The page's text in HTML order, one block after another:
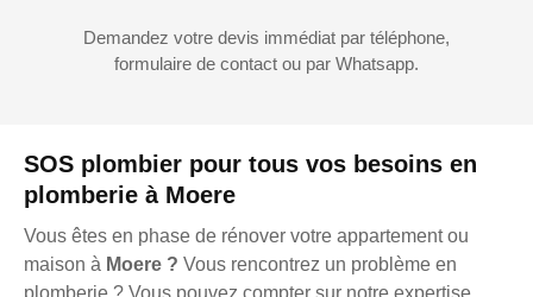
SOS plombier pour tous vos besoins en
plomberie à Moere
Vous êtes en phase de rénover votre appartement ou
maison à Moere ? Vous rencontrez un problème en
Demandez votre devis immédiat par téléphone,
formulaire de contact ou par Whatsapp.